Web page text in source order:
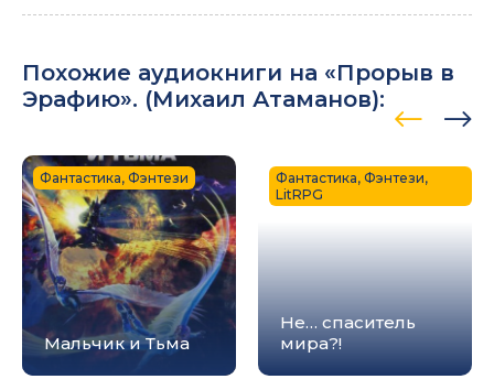
Похожие аудиокниги на «Прорыв в
Эрафию». (Михаил Атаманов):
Мальчик и Тьма
Фантастика, Фэнтези
Не… спаситель
мира?!
Фантастика, Фэнтези,
LitRPG